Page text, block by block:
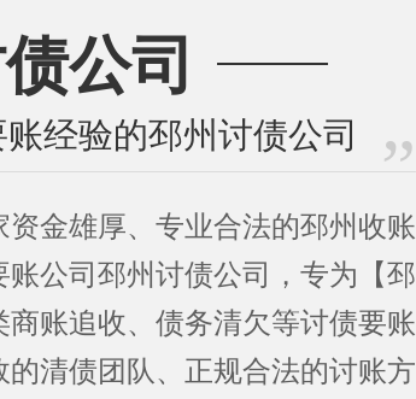
公司
经验的邳州讨债公司
金雄厚、专业合法的邳州收账
公司邳州讨债公司，专为【邳
账追收、债务清欠等讨债要账
清债团队、正规合法的讨账方